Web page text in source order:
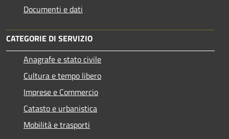
Documenti e dati
CATEGORIE DI SERVIZIO
Anagrafe e stato civile
Cultura e tempo libero
Imprese e Commercio
Catasto e urbanistica
Mobilità e trasporti